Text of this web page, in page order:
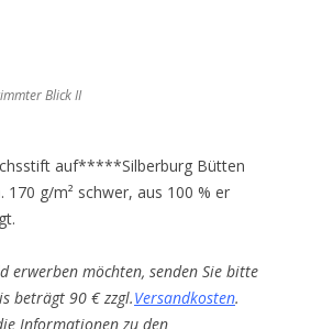
Blick II
auf*****Silberburg Bütten
170 g/m² schwer, aus 100 % er
erwerben möchten, senden Sie bitte
beträgt 90 € zzgl.Versandkosten.
Informationen zu den